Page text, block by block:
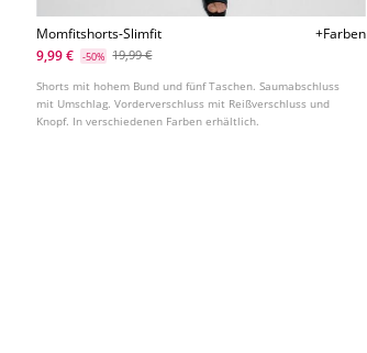
Momfitshorts-Slimfit
+Farben
9,99 €
-50% 19,99 €
Shorts mit hohem Bund und fünf Taschen. Saumabschluss
mit Umschlag. Vorderverschluss mit Reißverschluss und
Knopf. In verschiedenen Farben erhältlich.